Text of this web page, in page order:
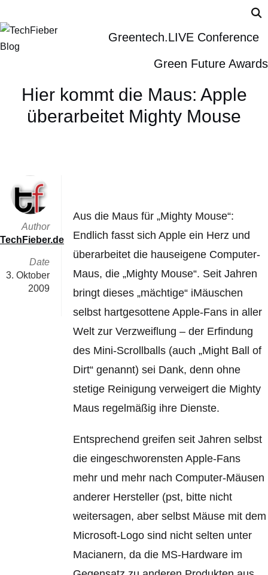
Greentech.LIVE Conference
Green Future Awards
Hier kommt die Maus: Apple
überarbeitet Mighty Mouse
Aus die Maus für „Mighty Mouse“:
Endlich fasst sich Apple ein Herz und
überarbeitet die hauseigene Computer-
Maus, die „Mighty Mouse“. Seit Jahren
bringt dieses „mächtige“ iMäuschen
selbst hartgesottene Apple-Fans in aller
Welt zur Verzweiflung – der Erfindung
des Mini-Scrollballs (auch „Might Ball of
Dirt“ genannt) sei Dank, denn ohne
stetige Reinigung verweigert die Mighty
Maus regelmäßig ihre Dienste.
Entsprechend greifen seit Jahren selbst
die eingeschworensten Apple-Fans
mehr und mehr nach Computer-Mäusen
anderer Hersteller (pst, bitte nicht
weitersagen, aber selbst Mäuse mit dem
Microsoft-Logo sind nicht selten unter
Macianern,da die MS-Hardware im
Author
TechFieber.de
Date
3. Oktober
2009